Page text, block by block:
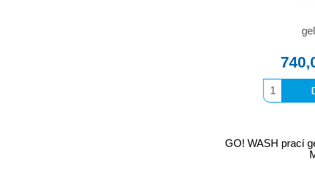
GO! WASH prací